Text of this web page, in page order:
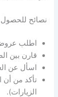
نصائح
اطلب
قارن بين
اسأل عن
تأكد من أن
الزيارات).